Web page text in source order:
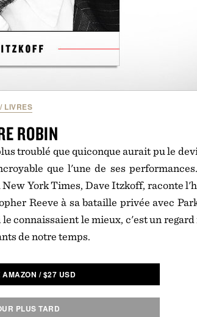
/ LIVRES
ROBIN
troublé que quiconque aurait pu le
que l'une de ses
York Times, Dave Itzkoff, raconte
Reeve à sa bataille privée avec
connaissaient le mieux, c'est un
de notre temps.
/ $27 USD
PLUS TARD